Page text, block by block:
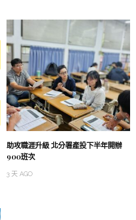
助攻職涯升級 北分署產投下半年開辦
900班次
3 天 AGO